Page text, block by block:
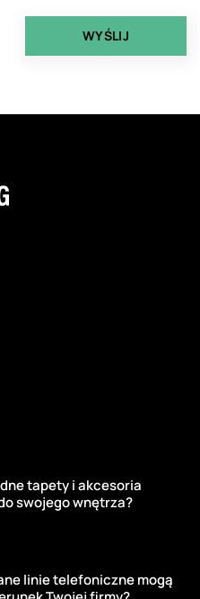
tapety i akcesoria
swojego wnętrza?
linie telefoniczne mogą